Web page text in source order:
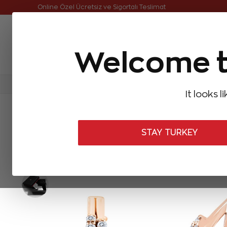
Welcome
It looks
STAY TURKEY
Online Özel Ücretsiz ve Sigortalı Teslimat
Aynı Gün Kargo Çok Satanlar